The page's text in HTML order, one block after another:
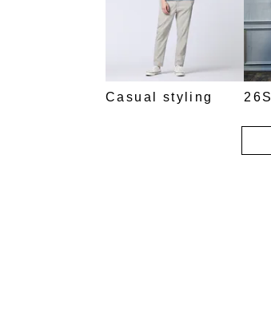
Casual styling